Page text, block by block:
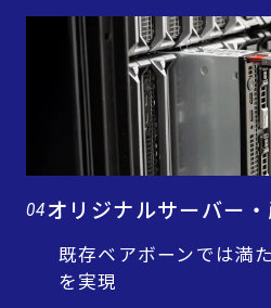
04オリジナルサーバー
既存ベアボーンでは満
を実現